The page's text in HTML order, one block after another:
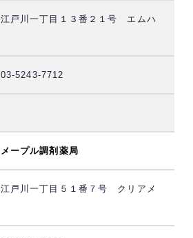
江戸川一丁目１３番２１号 エムハ
03-5243-7712
メープル調剤薬局
江戸川一丁目５１番７号 クリアメ